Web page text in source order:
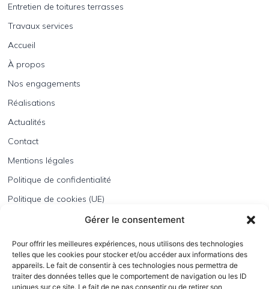
Gérer le consentement
Pour offrir les meilleures expériences, nous utilisons des technologies
telles que les cookies pour stocker et/ou accéder aux informations des
appareils. Le fait de consentir à ces technologies nous permettra de
traiter des données telles que le comportement de navigation ou les ID
uniques sur ce site. Le fait de ne pas consentir ou de retirer son
Entretien de toitures terrasses
Travaux services
Accueil
À propos
Nos engagements
Réalisations
Actualités
Contact
Mentions légales
Politique de confidentialité
Politique de cookies (UE)
BATEC Lorraine est une entreprise spécialisée dans
l’étanchéité, le bardage, l’entretien des toitures terrasses
et la pose de panneaux photovoltaïques.
Depuis 2007, nous mettons notre expertise au service de la
performance énergétique et de la durabilité des bâtiments, qu’ils
soient neufs ou en rénovation.